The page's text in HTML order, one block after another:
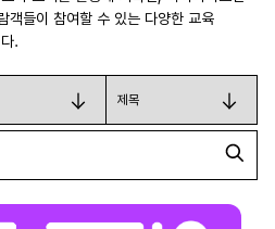
객들이 참여할 수 있는 다양한 교육
.